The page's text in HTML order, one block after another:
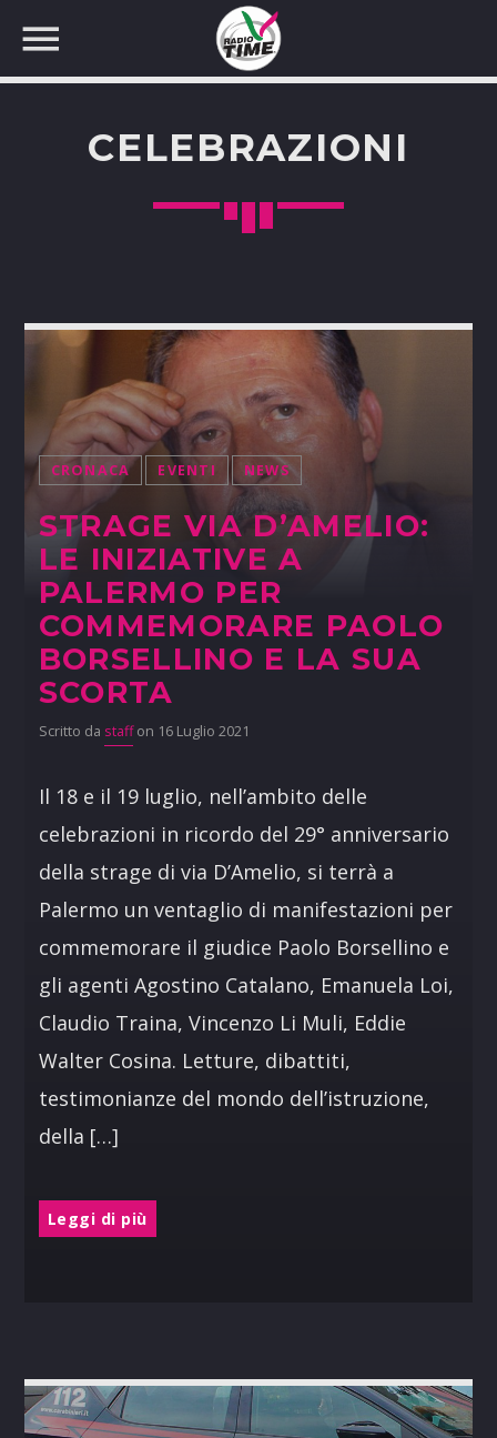
CELEBRAZIONI
CRONACA EVENTI NEWS
STRAGE VIA D’AMELIO:
LE INIZIATIVE A
PALERMO PER
COMMEMORARE PAOLO
BORSELLINO E LA SUA
SCORTA
Scritto da staffon 16 Luglio 2021
Il 18 e il 19 luglio, nell’ambito delle
celebrazioni in ricordo del 29° anniversario
della strage di via D’Amelio, si terrà a
Palermo un ventaglio di manifestazioni per
commemorare il giudice Paolo Borsellino e
gli agenti Agostino Catalano, Emanuela Loi,
Claudio Traina, Vincenzo Li Muli, Eddie
Walter Cosina. Letture, dibattiti,
testimonianze del mondo dell’istruzione,
della […]
Leggi di più